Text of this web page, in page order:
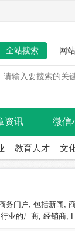
全站搜索 网
资讯 微信
教育人才 文
务门户, 包括新闻,
业的厂商, 经销商,